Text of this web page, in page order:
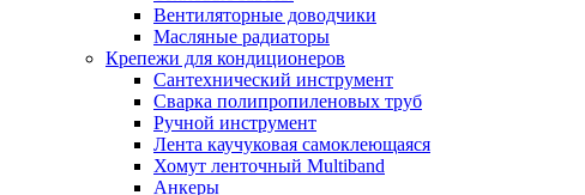
Вентиляторные доводчики
Масляные радиаторы
Крепежи для кондиционеров
Сантехнический инструмент
Сварка полипропиленовых труб
Ручной инструмент
Лента каучуковая самоклеющаяся
Хомут ленточный Multiband
Анкеры